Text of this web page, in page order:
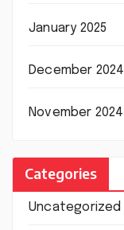
January 2025
December 2024
November 2024
Categories
Uncategorized